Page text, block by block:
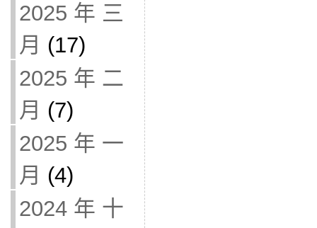
2025 年 三
月 (17)
2025 年 二
月 (7)
2025 年 一
月 (4)
2024 年 十